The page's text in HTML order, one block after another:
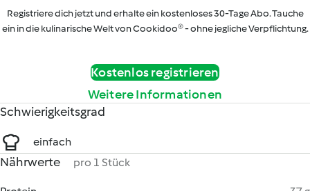
Registriere dich jetzt und erhalte ein kostenloses 30-Tage Abo. Tauche
ein in die kulinarische Welt von Cookidoo® - ohne jegliche Verpflichtung.
Kostenlos registrieren
Weitere Informationen
Schwierigkeitsgrad
einfach
Nährwerte pro 1 Stück